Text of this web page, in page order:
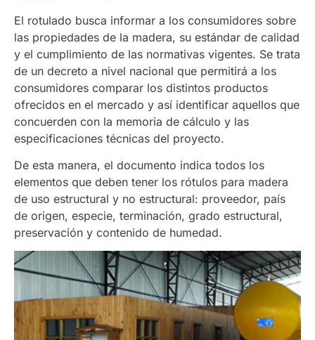
El rotulado busca informar a los consumidores sobre
las propiedades de la madera, su estándar de calidad
y el cumplimiento de las normativas vigentes. Se trata
de un decreto a nivel nacional que permitirá a los
consumidores comparar los distintos productos
ofrecidos en el mercado y así identificar aquellos que
concuerden con la memoria de cálculo y las
especificaciones técnicas del proyecto.
De esta manera, el documento indica todos los
elementos que deben tener los rótulos para madera
de uso estructural y no estructural: proveedor, país
de origen, especie, terminación, grado estructural,
preservación y contenido de humedad.